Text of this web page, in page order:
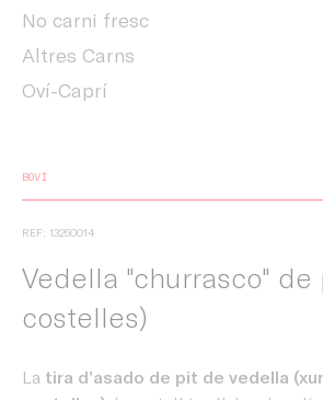
No carni fresc
Altres Carns
Oví-Caprí
BOVÍ
REF: 13250014
Vedella "churrasco" de
costelles)
La tira d’asado de pit de vedella